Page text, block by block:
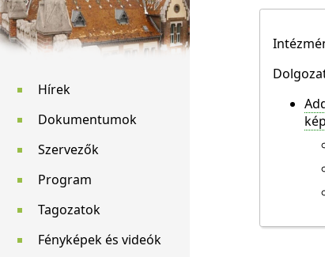
Hírek
Dokumentumok
Szervezők
Program
Tagozatok
Fényképek és videók